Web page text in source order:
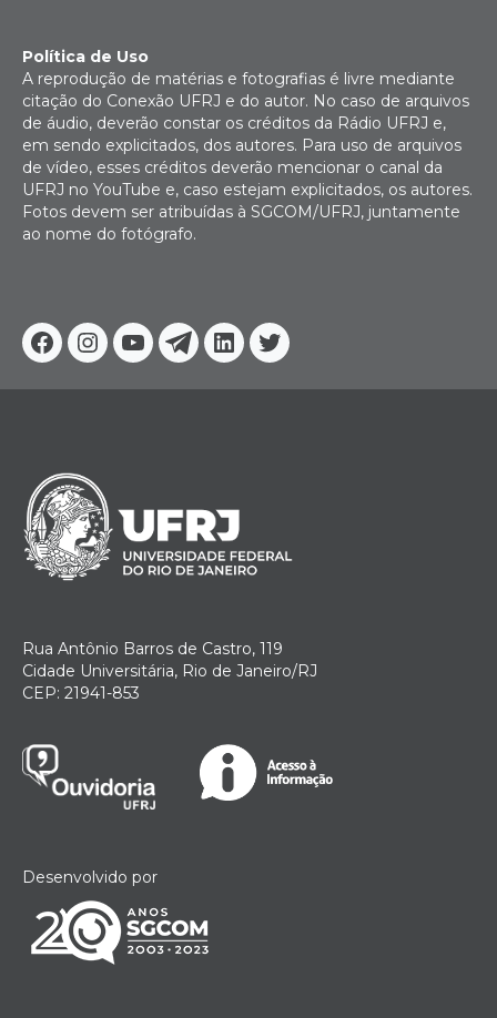
Facebook
Instagram
YoutubeTelegram
Linkedin
Twitter
Política de Uso
A reprodução de matérias e fotografias é livre mediante
citação do Conexão UFRJ e do autor. No caso de arquivos
de áudio, deverão constar os créditos da Rádio UFRJ e,
em sendo explicitados, dos autores. Para uso de arquivos
de vídeo, esses créditos deverão mencionar o canal da
UFRJ no YouTube e, caso estejam explicitados, os autores.
Fotos devem ser atribuídas à SGCOM/UFRJ, juntamente
ao nome do fotógrafo.
Rua Antônio Barros de Castro, 119
Cidade Universitária, Rio de Janeiro/RJ
CEP: 21941-853
Desenvolvido por